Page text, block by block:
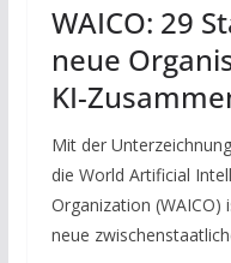
WAICO: 29
neue
KI-
Mit der
die World Artificial
Organization (WAICO)
neue